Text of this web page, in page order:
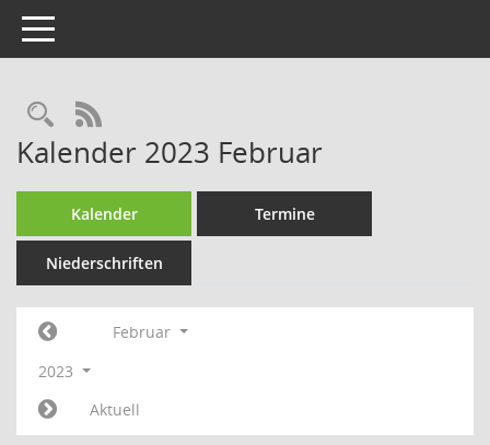
Toggle navigation
Rechercheauswahl
RSS-Feed
Kalender 2023 Februar
Kalender Termine
Niederschriften
Februar
2023
Aktuell